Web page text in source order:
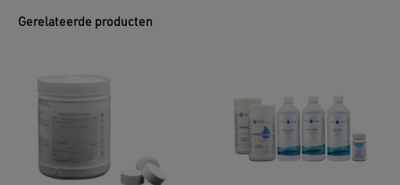
Gerelateerde producten